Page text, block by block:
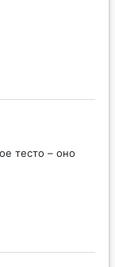
тесто – оно